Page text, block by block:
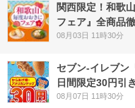
関西限定！和歌
フェア』全商品
08月03日 11時30分
セブン‐イレブン
日間限定30円引
08月07日 11時30分